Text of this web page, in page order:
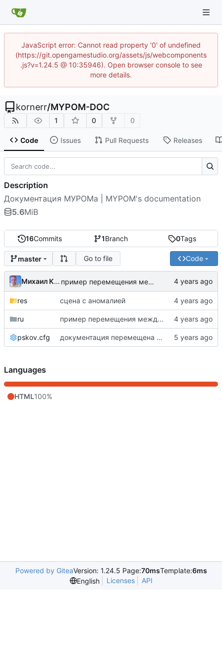
JavaScript error: Cannot read property '0' of undefined
(https://git.opengamestudio.org/assets/js/webcomponents
.js?v=1.24.5 @ 10:35946). Open browser console to see
more details.
kornerr/MYPOM-DOC
1 0 0
Code Issues Pull Requests Releases
16Commits 1Branch 0Tags
master Go to file Code
Михаил Капелько пример перемещения между сценами
res сцена с аномалией
ru пример перемещения между сценами
pskov.cfg документация перемещена из MYPOM
Description
Документация МУРОМа | MYPOM's documentation
5.6MiB
Languages
HTML100%
Powered by GiteaVersion: 1.24.5 Page:70msTemplate:6ms
English
Licenses API